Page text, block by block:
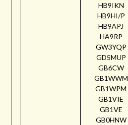
HB9IKN
HB9HI/P
HB9APJ
HA9RP
GW3YQP
GD5MUP
GB6CW
GB1WWM
GB1WPM
GB1VIE
GB1VE
GB0HNW